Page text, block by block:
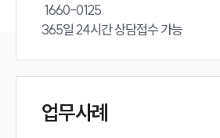
365일 24시간 상담접수 가능
업무사례